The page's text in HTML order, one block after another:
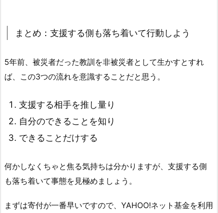
まとめ：支援する側も落ち着いて行動しよう
5年前、被災者だった教訓を非被災者として生かすとすれ
ば、この3つの流れを意識することだと思う。
支援する相手を推し量り
自分のできることを知り
できることだけする
何かしなくちゃと焦る気持ちは分かりますが、支援する側
も落ち着いて事態を見極めましょう。
まずは寄付が一番早いですので、YAHOO!ネット基金を利用